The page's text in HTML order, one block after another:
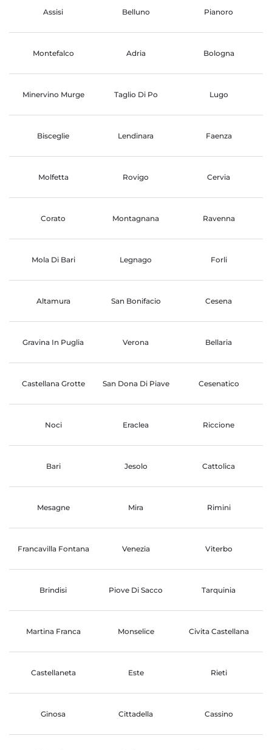
Assisi Belluno Pianoro
Montefalco Adria Bologna
Minervino Murge Taglio Di Po Lugo
Bisceglie Lendinara Faenza
Molfetta Rovigo Cervia
Corato Montagnana Ravenna
Mola Di Bari Legnago Forli
Altamura San Bonifacio Cesena
Gravina In Puglia Verona Bellaria
Castellana Grotte San Dona Di Piave Cesenatico
Noci Eraclea Riccione
Bari Jesolo Cattolica
Mesagne Mira Rimini
Francavilla Fontana Venezia Viterbo
Brindisi Piove Di Sacco Tarquinia
Martina Franca Monselice Civita Castellana
Castellaneta Este Rieti
Ginosa Cittadella Cassino